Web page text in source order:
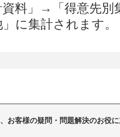
料」→「得意先別
に集計されます。
お客様の疑問・問題解決のお役